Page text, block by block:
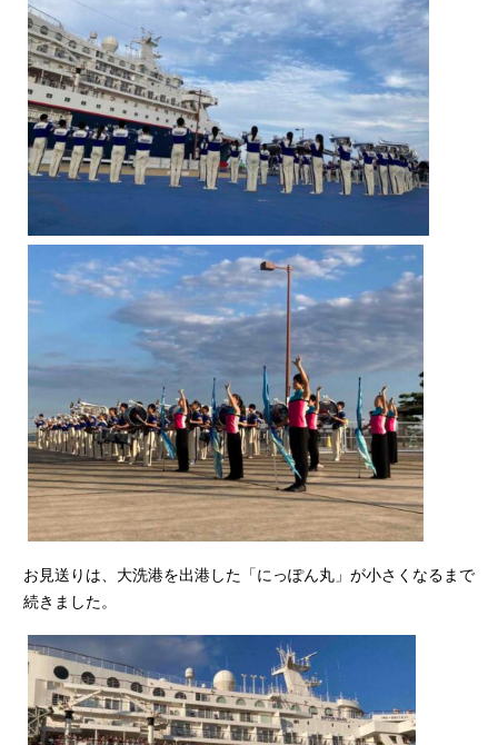
お見送りは、大洗港を出港した「にっぽん丸」が小さくなるまで
続きました。